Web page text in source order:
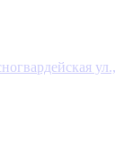
ул.,